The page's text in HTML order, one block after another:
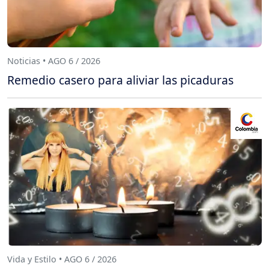
Noticias • AGO 6 / 2026
Remedio casero para aliviar las picaduras
Vida y Estilo • AGO 6 / 2026